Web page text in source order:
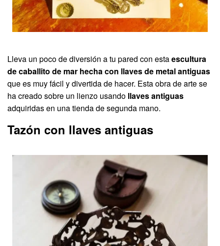
Lleva un poco de diversión a tu pared con estaescultura
de caballito de mar hecha con llaves de metal antiguas
que es muy fácil y divertida de hacer. Esta obra de arte se
ha creado sobre un lienzo usando llaves antiguas
adquiridas en una tienda de segunda mano.
Tazón con llaves antiguas